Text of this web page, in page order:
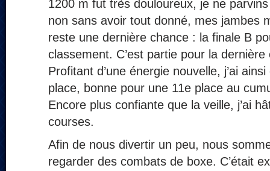
1200 m fut très douloureux, je ne
non sans avoir tout donné, mes jambes
reste une dernière chance : la finale B
classement. C’est partie pour la
Profitant d’une énergie nouvelle, j’ai
place, bonne pour une 11e place au
Encore plus confiante que la veille, j’ai
courses.
Afin de nous divertir un peu, nous
regarder des combats de boxe. C’était